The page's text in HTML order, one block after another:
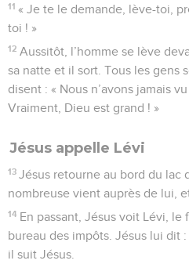
11 « Je te le demande, lève-toi,
toi ! »
12 Aussitôt, l’homme se lève
sa natte et il sort. Tous les gens
disent : « Nous n’avons jamais
Vraiment, Dieu est grand ! »
Jésus appelle Lévi
13 Jésus retourne au bord du lac
nombreuse vient auprès de lui,
14 En passant, Jésus voit Lévi, le
bureau des impôts. Jésus lui dit
il suit Jésus.